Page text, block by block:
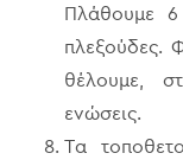
Πλάθουμε
πλεξούδες.
θέλουμε,
ενώσεις.
Τα